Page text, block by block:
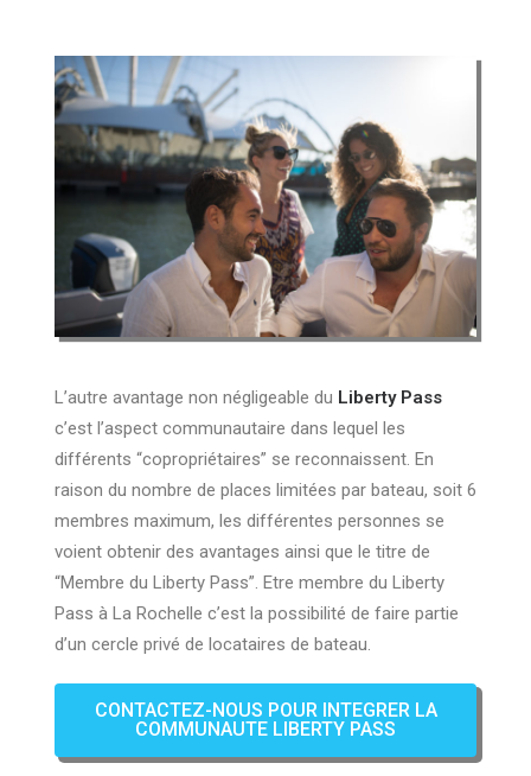
L’autre avantage non négligeable du Liberty Pass
c’est l’aspect communautaire dans lequel les
différents “copropriétaires” se reconnaissent. En
raison du nombre de places limitées par bateau, soit 6
membres maximum, les différentes personnes se
voient obtenir des avantages ainsi que le titre de
“Membre du Liberty Pass”. Etre membre du Liberty
Pass à La Rochelle c’est la possibilité de faire partie
d’un cercle privé de locataires de bateau.
CONTACTEZ-NOUS POUR INTEGRER LA
COMMUNAUTE LIBERTY PASS